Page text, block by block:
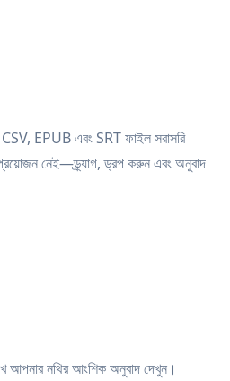
EPUB এবং SRT ফাইল সরাসরি
নেই—ড্র্যাগ, ড্রপ করুন এবং অনুবাদ
আপনার নথির আংশিক অনুবাদ দেখুন।